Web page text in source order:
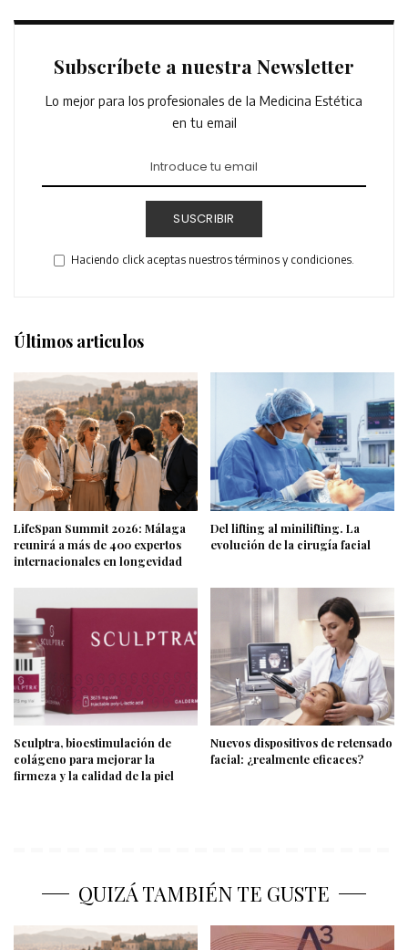
Subscríbete a nuestra Newsletter
Lo mejor para los profesionales de la Medicina Estética
en tu email
SUSCRIBIR
Haciendo click aceptas nuestros términos y condiciones.
Últimos articulos
LifeSpan Summit 2026: Málaga
reunirá a más de 400 expertos
internacionales en longevidad
Del lifting al minilifting. La
evolución de la cirugía facial
Sculptra, bioestimulación de
colágeno para mejorar la
firmeza y la calidad de la piel
Nuevos dispositivos de retensado
facial: ¿realmente eficaces?
QUIZÁ TAMBIÉN TE GUSTE